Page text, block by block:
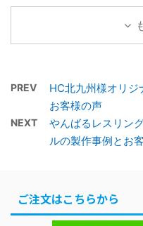
ンデータ1.3 完成したタ
オルがこちら2 お客様の
紙3 担当者からの一言
後タオルツクール営業日
の18日後に納品 補足 お
客様から頂いたデザイン
を基に製作 目次1 マフラ
ータオル製作事例1.1 デザ
1.3 完成したタオルがこ
ちら2 お客様の声2.1 制
PREV
HC北九州様オリジ
お客様の声
NEXT
やんばるレスリン
ルの製作事例とお
ご注文はこちらから